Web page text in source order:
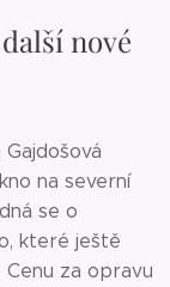
nové
na severní
se o
které ještě
za opravu